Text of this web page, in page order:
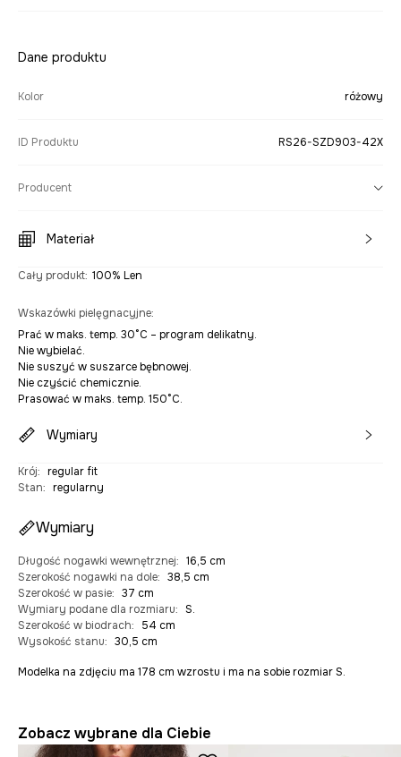
Dane produktu
Kolor różowy
ID Produktu RS26-SZD903-42X
Producent
Materiał
Cały produkt: 100% Len
Wskazówki pielęgnacyjne:
Prać w maks. temp. 30°C – program delikatny.
Nie wybielać.
Nie suszyć w suszarce bębnowej.
Nie czyścić chemicznie.
Prasować w maks. temp. 150°C.
Wymiary
Krój: regular fit
Stan: regularny
Wymiary
Długość nogawki wewnętrznej: 16,5 cm
Szerokość nogawki na dole: 38,5 cm
Szerokość w pasie: 37 cm
Wymiary podane dla rozmiaru: S.
Szerokość w biodrach:
54 cm
Wysokość stanu: 30,5 cm
Modelka na zdjęciu ma 178 cm wzrostu i ma na sobie rozmiar S.
Zobacz wybrane dla Ciebie